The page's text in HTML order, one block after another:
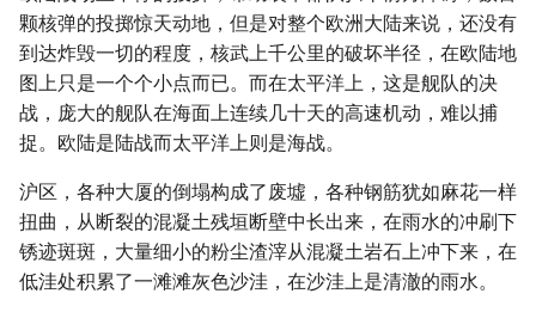
颗核弹的投掷惊天动地，但是对整个欧洲大陆来说，还没有
到达炸毁一切的程度，核武上千公里的破坏半径，在欧陆地
图上只是一个个小点而已。而在太平洋上，这是舰队的决
战，庞大的舰队在海面上连续几十天的高速机动，难以捕
捉。欧陆是陆战而太平洋上则是海战。
沪区，各种大厦的倒塌构成了废墟，各种钢筋犹如麻花一样
扭曲，从断裂的混凝土残垣断壁中长出来，在雨水的冲刷下
锈迹斑斑，大量细小的粉尘渣滓从混凝土岩石上冲下来，在
低洼处积累了一滩滩灰色沙洼，在沙洼上是清澈的雨水。